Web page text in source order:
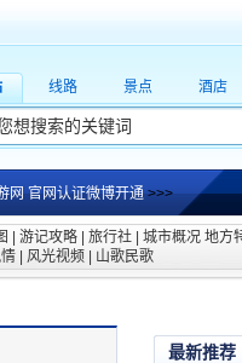
线路 景点 酒店
网 官网认证微博开通>>>
游记攻略 旅行社 城市概况 地方
风光视频 山歌民歌
最新推荐